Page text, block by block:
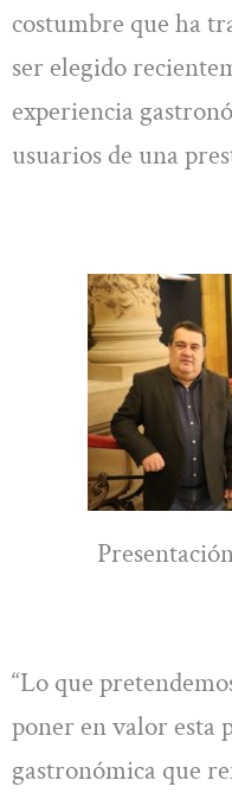
costumbre que ha
ser elegido
experiencia
usuarios de una
“Lo que
poner en valor esta
gastronómica que